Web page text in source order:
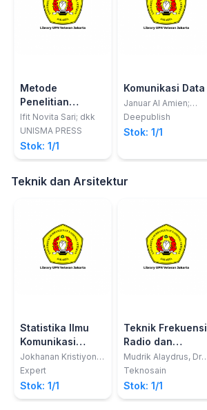
Metode
Penelitian
Kualitatif
Ifit Novita Sari; dkk
UNISMA PRESS
Stok: 1/1
Komunikasi Data
Januar Al Amien;
Harun Mukhtar; Edo
Arribe
Deepublish
Stok: 1/1
Teknik dan Arsitektur
Statistika Ilmu
Komunikasi
Disertai Petunjuk
Penggunaan
Aplikasi SPSS
Ver.31
Jokhanan Kristiyono;
Suprihatin
Expert
Stok: 1/1
Teknik Frekuensi
Radio dan
Gelombang
Mikro
Mudrik Alaydrus, Dr.,
Ing
Teknosain
Stok: 1/1